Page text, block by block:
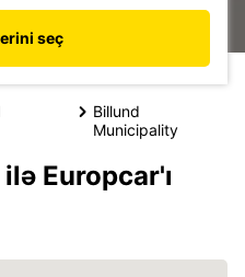
seç
Billund
Municipality
Europcar'ı